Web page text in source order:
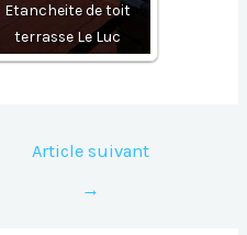
Etancheite de toit
terrasse Le Luc
Article suivant
→